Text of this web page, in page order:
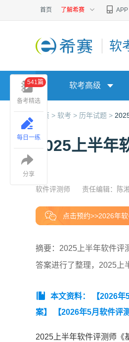
首页 了解希赛 APP
软
软考高级
首页 > 软考 > 历年试题 >
2025上半年
软件评测师 责任编辑：陈
点击预约>>2026年
摘要：2025上半年软件评
答案进行了整理，2025上
本文资料： 【2026
案】
【2026年5月软件评
2025上半年软件评测师《
备考精选
541篇
每日一练
分享